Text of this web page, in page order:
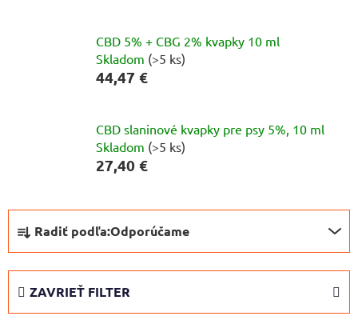
CBD 5% + CBG 2% kvapky 10 ml
Skladom (>5 ks)
44,47 €
CBD slaninové kvapky pre psy 5%, 10 ml
Skladom (>5 ks)
27,40 €
a
d
Radiť podľa:Odporúčame
ZAVRIEŤ FILTER